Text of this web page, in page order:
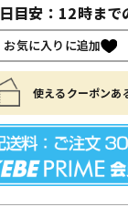
目安：12時まで
お気に入りに追加
使えるクーポン